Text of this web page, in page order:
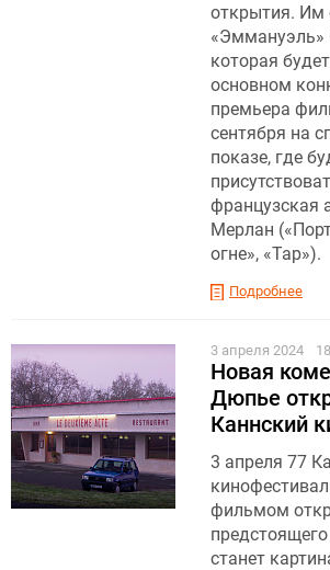
открытия. Им
которая
основном
премьера
сентября на
показе, где
французская
Мерлан
огне», «Тар»).
Подробнее
3 апреля 2024
Новая
Дюпье
Каннский
3 апреля 77
фильмом
станет